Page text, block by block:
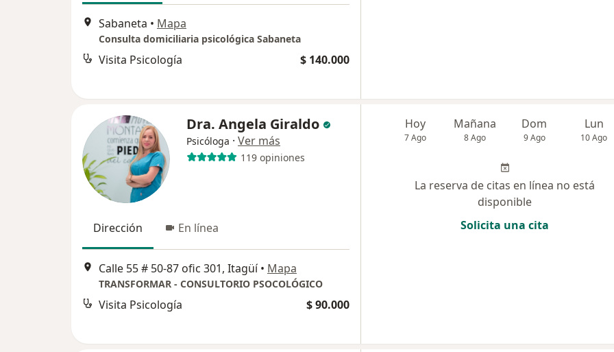
Sabaneta • Mapa
Consulta domiciliaria psicológica Sabaneta
Visita Psicología $ 140.000
Dra. Angela Giraldo
Psicóloga · Ver más
119 opiniones
Dirección En línea
Calle 55 # 50-87 ofic 301, Itagüí • Mapa
TRANSFORMAR - CONSULTORIO PSOCOLÓGICO
Visita Psicología $ 90.000
Hoy
7 Ago
Mañana
8 Ago
Dom
9 Ago
Lun
10 Ago
La reserva de citas en línea no está
disponible
Solicita una cita